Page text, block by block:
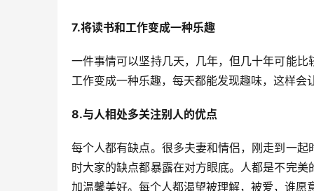
7.将读书和工作变成一种乐趣
一件事情可以坚持几天，几年，但几十年可能
工作变成一种乐趣，每天都能发现趣味，这样
8.与人相处多关注别人的优点
每个人都有缺点。很多夫妻和情侣，刚走到一
时大家的缺点都暴露在对方眼底。人都是不完
加温馨美好。每个人都渴望被理解，被爱，谁愿